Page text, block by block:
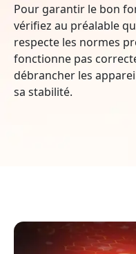
Pour garantir le bon
vérifiez au préalable
respecte les normes
fonctionne pas
débrancher les
sa stabilité.